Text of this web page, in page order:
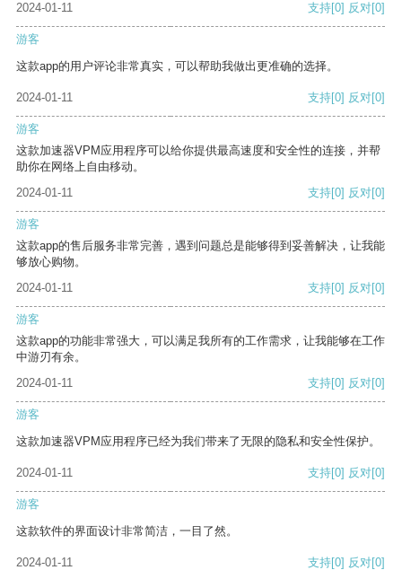
2024-01-11
支持[0] 反对[0]
游客
这款app的用户评论非常真实，可以帮助我做出更准确的选择。
2024-01-11 支持[0] 反对[0]
游客
这款加速器VPM应用程序可以给你提供最高速度和安全性的连接，并帮
助你在网络上自由移动。
2024-01-11
支持[0] 反对[0]
游客
这款app的售后服务非常完善，遇到问题总是能够得到妥善解决，让我能
够放心购物。
2024-01-11
支持[0] 反对[0]
游客
这款app的功能非常强大，可以满足我所有的工作需求，让我能够在工作
中游刃有余。
2024-01-11
支持[0] 反对[0]
游客
这款加速器VPM应用程序已经为我们带来了无限的隐私和安全性保护。
2024-01-11 支持[0] 反对[0]
游客
这款软件的界面设计非常简洁，一目了然。
2024-01-11 支持[0] 反对[0]